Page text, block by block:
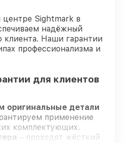
Sightmark в
надёжный
клиента. Наши гарантии
профессионализма и
для клиентов
оригинальные детали
применение
комплектующих.
– проходят жёсткий